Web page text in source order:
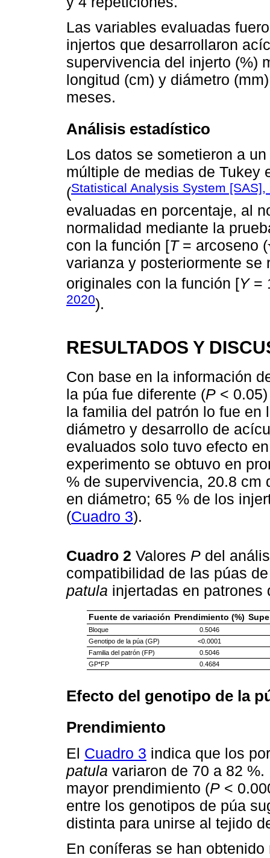
Las variables evaluadas
injertos que desarrollaron
supervivencia del injerto (%)
longitud (cm) y diámetro
meses.
Análisis estadístico
Los datos se sometieron a
múltiple de medias de Tukey
(Statistical Analysis System [SAS],
evaluadas en porcentaje, al
normalidad mediante la
con la función [T= arcoseno
varianza y posteriormente se
originales con la función [Y=
2020).
RESULTADOS Y
Con base en la información
la púa fue diferente (P <
la familia del patrón lo fue en
diámetro y desarrollo de
evaluados solo tuvo efecto
experimento se obtuvo en
% de supervivencia, 20.8 cm
en diámetro; 65 % de los
(Cuadro 3).
Cuadro 2 Valores P del
compatibilidad de las púas
patula injertadas en
Fuente de variación Prendimiento (%)
Bloque
0.5046
Genotipo de la púa (GP)
<0.0001
Familia del patrón (FP)
0.5046
GP*FP
0.4684
Efecto del genotipo de la
Prendimiento
El Cuadro 3 indica que los
patula variaron de 70 a 82
mayor prendimiento (P <
entre los genotipos de púa
distinta para unirse al tejido
En coníferas se han